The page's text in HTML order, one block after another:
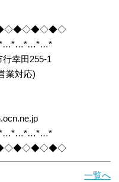
行幸田255-1
業対応)
一覧へ